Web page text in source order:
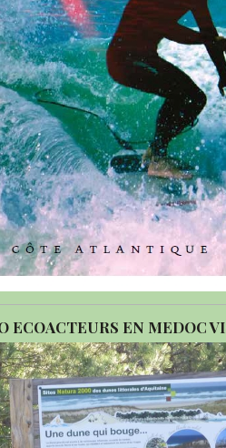
ECOACTEURS EN MEDOC